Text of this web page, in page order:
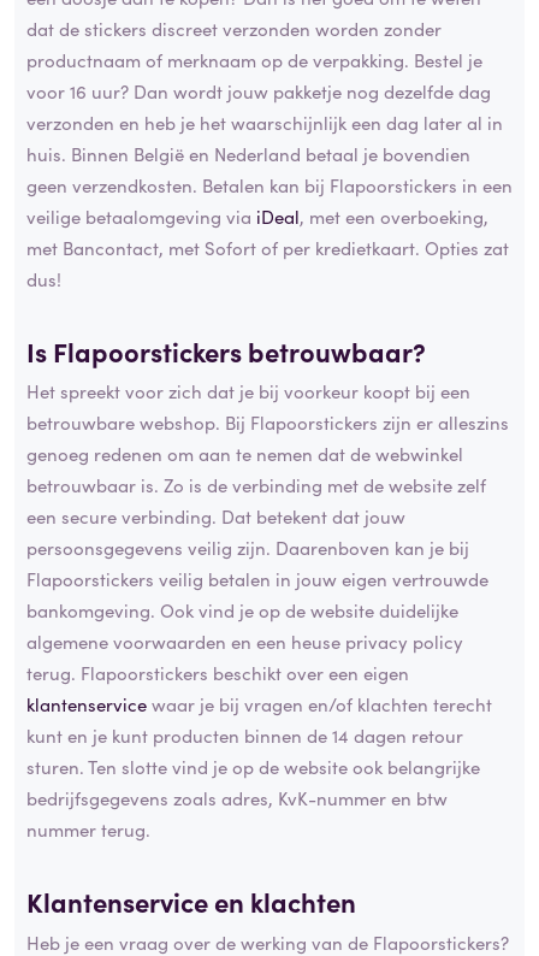
dat de stickers discreet verzonden worden zonder
productnaam of merknaam op de verpakking. Bestel je
voor 16 uur? Dan wordt jouw pakketje nog dezelfde dag
verzonden en heb je het waarschijnlijk een dag later al in
huis. Binnen België en Nederland betaal je bovendien
geen verzendkosten. Betalen kan bij Flapoorstickers in een
veilige betaalomgeving via iDeal, met een overboeking,
met Bancontact, met Sofort of per kredietkaart. Opties zat
dus!
Is Flapoorstickers betrouwbaar?
Het spreekt voor zich dat je bij voorkeur koopt bij een
betrouwbare webshop. Bij Flapoorstickers zijn er alleszins
genoeg redenen om aan te nemen dat de webwinkel
betrouwbaar is. Zo is de verbinding met de website zelf
een secure verbinding. Dat betekent dat jouw
persoonsgegevens veilig zijn. Daarenboven kan je bij
Flapoorstickers veilig betalen in jouw eigen vertrouwde
bankomgeving. Ook vind je op de website duidelijke
algemene voorwaarden en een heuse privacy policy
terug. Flapoorstickers beschikt over een eigen
klantenservicewaar je bij vragen en/of klachten terecht
kunt en je kunt producten binnen de 14 dagen retour
sturen. Ten slotte vind je op de website ook belangrijke
bedrijfsgegevens zoals adres, KvK-nummer en btw
nummer terug.
Klantenservice en klachten
Heb je een vraag over de werking van de Flapoorstickers?